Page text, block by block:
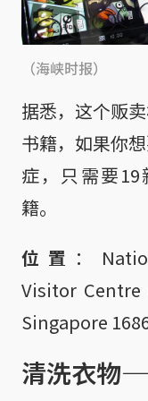
（海峡时报）
据悉，这个贩
书籍，如果你
症，只需要
籍。
位置 ：
Visitor Centre
Singapore
清洗衣物